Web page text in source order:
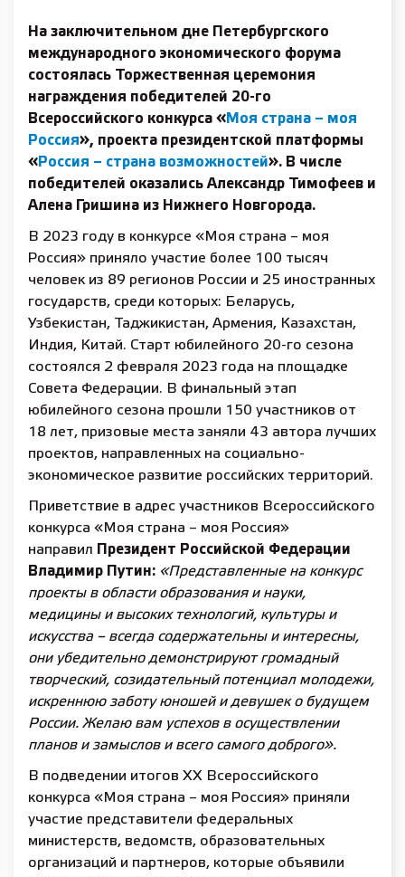
На заключительном дне Петербургского
международного экономического форума
состоялась Торжественная церемония
награждения победителей 20-го
Всероссийского конкурса « Моя страна – моя
Россия», проекта президентской платформы
« Россия – страна возможностей». В числе
победителей оказались Александр Тимофеев и
Алена Гришина из Нижнего Новгорода.
В 2023 году в конкурсе «Моя страна – моя
Россия» приняло участие более 100 тысяч
человек из 89 регионов России и 25 иностранных
государств, среди которых: Беларусь,
Узбекистан, Таджикистан, Армения, Казахстан,
Индия, Китай. Старт юбилейного 20-го сезона
состоялся 2 февраля 2023 года на площадке
Совета Федерации. В финальный этап
юбилейного сезона прошли 150 участников от
18 лет, призовые места заняли 43 автора лучших
проектов, направленных на социально-
экономическое развитие российских территорий.
Приветствие в адрес участников Всероссийского
конкурса «Моя страна – моя Россия»
направил
Президент Российской Федерации
Владимир Путин: «Представленные на конкурс
проекты в области образования и науки,
медицины и высоких технологий, культуры и
искусства – всегда содержательны и интересны,
они убедительно демонстрируют громадный
творческий, созидательный потенциал молодежи,
искреннюю заботу юношей и девушек о будущем
России. Желаю вам успехов в осуществлении
планов и замыслов и всего самого доброго».
В подведении итогов XX Всероссийского
конкурса «Моя страна – моя Россия» приняли
участие представители федеральных
министерств, ведомств, образовательных
организаций и партнеров, которые объявили